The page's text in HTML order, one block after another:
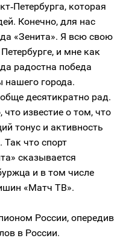
которая
Конечно, для нас
«Зенита». Я всю свою
и мне как
радостна победа
города.
десятикратно рад.
известие о том, что
тонус и активность
Так что спорт
сказывается
и в том числе
«Матч ТВ».
России, опередив
в России.